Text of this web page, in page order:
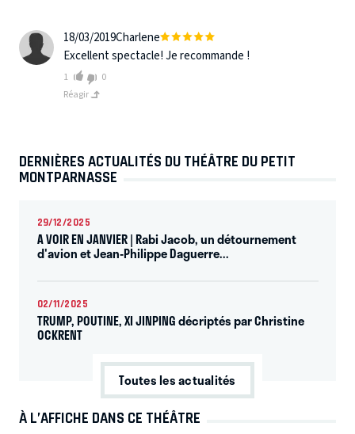
18/03/2019Charlene
Excellent spectacle! Je recommande !
1
0
Réagir
DERNIÈRES ACTUALITÉS DU THÉÂTRE DU PETIT
MONTPARNASSE
29/12/2025
A VOIR EN JANVIER | Rabi Jacob, un détournement
d'avion et Jean-Philippe Daguerre...
02/11/2025
TRUMP, POUTINE, XI JINPING décriptés par Christine
OCKRENT
Toutes les actualités
À L’AFFICHE DANS CE THÉÂTRE